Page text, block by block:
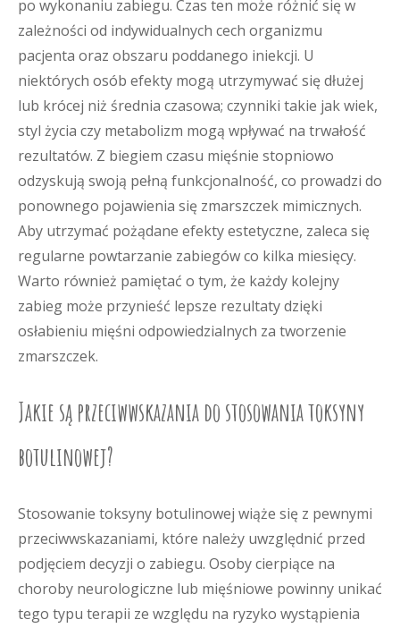
po wykonaniu zabiegu. Czas ten może różnić się w
zależności od indywidualnych cech organizmu
pacjenta oraz obszaru poddanego iniekcji. U
niektórych osób efekty mogą utrzymywać się dłużej
lub krócej niż średnia czasowa; czynniki takie jak wiek,
styl życia czy metabolizm mogą wpływać na trwałość
rezultatów. Z biegiem czasu mięśnie stopniowo
odzyskują swoją pełną funkcjonalność, co prowadzi do
ponownego pojawienia się zmarszczek mimicznych.
Aby utrzymać pożądane efekty estetyczne, zaleca się
regularne powtarzanie zabiegów co kilka miesięcy.
Warto również pamiętać o tym, że każdy kolejny
zabieg może przynieść lepsze rezultaty dzięki
osłabieniu mięśni odpowiedzialnych za tworzenie
zmarszczek.
Jakie są przeciwwskazania do stosowania toksyny
botulinowej?
Stosowanie toksyny botulinowej wiąże się z pewnymi
przeciwwskazaniami, które należy uwzględnić przed
podjęciem decyzji o zabiegu. Osoby cierpiące na
choroby neurologiczne lub mięśniowe powinny unikać
tego typu terapii ze względu na ryzyko wystąpienia